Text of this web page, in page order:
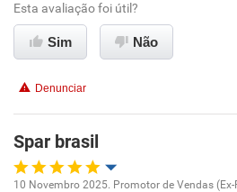
Conciliação com a vida familiar
Benefícios
Recomenda a diretoria
Esta avaliação foi útil?
Sim Não
Denunciar
Spar brasil
10 Novembro 2025. Promotor de Vendas